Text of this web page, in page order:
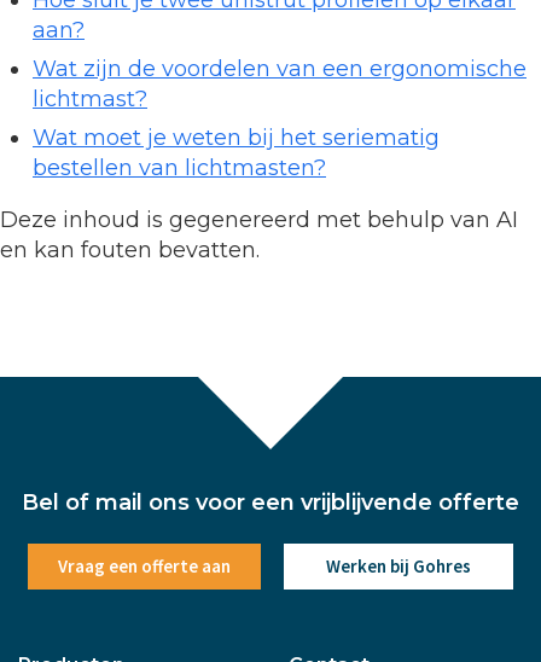
aan?
Wat zijn de voordelen van een ergonomische
lichtmast?
Wat moet je weten bij het seriematig
bestellen van lichtmasten?
Deze inhoud is gegenereerd met behulp van AI
en kan fouten bevatten.
Bel of mail ons voor een vrijblijvende offerte
Vraag een offerte aan Werken bij Gohres